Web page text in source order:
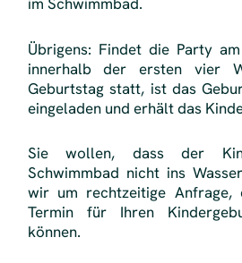
Übrigens: Findet die Party
innerhalb der ersten vier
Geburtstag statt, ist das
eingeladen und erhält das
Sie wollen, dass der
Schwimmbad nicht ins
wir um rechtzeitige
Termin für Ihren
können.